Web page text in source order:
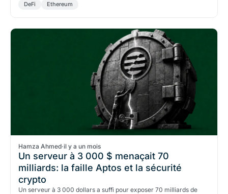
DeFi Ethereum
Hamza Ahmed·il y a un mois
Un serveur à 3 000 $ menaçait 70
milliards: la faille Aptos et la sécurité
crypto
Un serveur à 3 000 dollars a suffi pour exposer 70 milliards de